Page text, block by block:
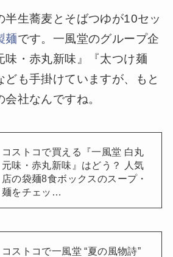
半生蕎麦とそばつゆが10セッ
麺です。一風堂のグループ企
味・赤丸新味』『太つけ麺
ども手掛けていますが、もと
社なんですね。
コストコで買える『一風堂 白丸
元味・赤丸新味』はどう？ 人気
店の袋麺8食ボックスのスープ・
麺をチェッ…
コストコで一風堂 “夏の風物詩”